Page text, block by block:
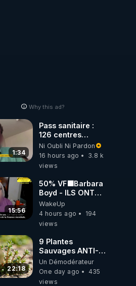
Why this ad?
1:34
Pass sanitaire :
126 centres
commerciaux
concernés par
l'obligation dans
Ni Oubli Ni Pardon
16 hours ago
3.8 k
views
15:56
50% VF🟩Barbara
Boyd - ILS ONT
MENTI SUR TOUT
-Jocelyne
Traduction
WakeUp
4 hours ago
194
views
22:18
9 Plantes
Sauvages ANTI-
FAMINE: ces
Ressources
Un Démodérateur
One day ago
435
views